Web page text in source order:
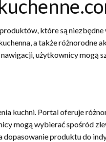
które są niezbędne
a także różnorodne
użytkownicy mogą
kuchni. Portal oferuje
mogą wybierać spośród
produktu do